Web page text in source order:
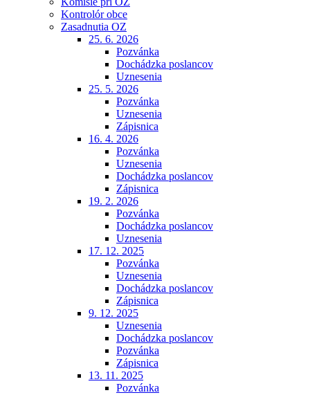
Kontrolór obce
Zasadnutia OZ
25. 6. 2026
Pozvánka
Dochádzka poslancov
Uznesenia
25. 5. 2026
Pozvánka
Uznesenia
Zápisnica
16. 4. 2026
Pozvánka
Uznesenia
Dochádzka poslancov
Zápisnica
19. 2. 2026
Pozvánka
Dochádzka poslancov
Uznesenia
17. 12. 2025
Pozvánka
Uznesenia
Dochádzka poslancov
Zápisnica
9. 12. 2025
Uznesenia
Dochádzka poslancov
Pozvánka
Zápisnica
13. 11. 2025
Pozvánka